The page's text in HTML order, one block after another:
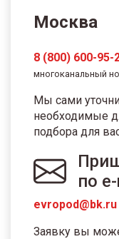
Москва
8 (800) 600-95-
многоканальный
Мы сами
необходимые
подбора для
по
evropod@bk.ru
Заявку вы